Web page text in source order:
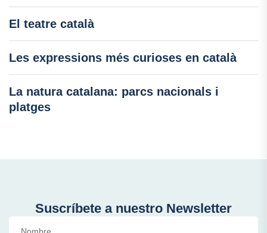
El teatre català
Les expressions més curioses en català
La natura catalana: parcs nacionals i
platges
Suscríbete a nuestro Newsletter